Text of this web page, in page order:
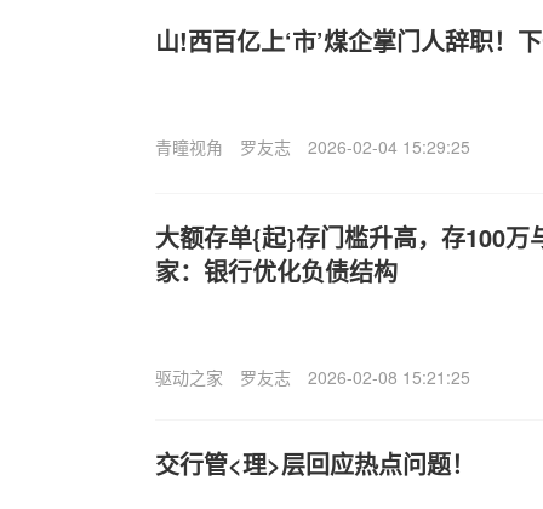
山!西百亿上‘市’煤企掌门人辞职！
青瞳视角 罗友志 2026-02-04 15:29:25
大额存单{起}存门槛升高，存100万
家：银行优化负债结构
驱动之家 罗友志 2026-02-08 15:21:25
交行管<理>层回应热点问题！